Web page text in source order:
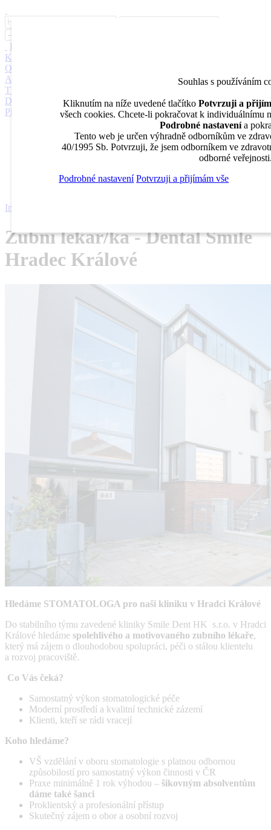
Inzerce
Kariérní poradenství
O nás
AKADEMIE
DENTAL JOBS STOMATEAM
TV
DentalJobs.cz
menu search
Přihlásit
Moje inzeráty
Kariérní poradenství
Inzerce
Zubní lékař/ka - Dental Smile
Hradec Králové
Hledáme STOMATOLOGA pro naši kliniku v Hradci Králové
Do stabilního týmu zavedené kliniky Smile Dent HK s.r.o. v Hradci
Králové hledáme spolehlivého a motivovaného zubního lékaře,
který má zájem o dlouhodobou spolupráci, péči o stálou klientelu
a rozvoj pracoviště.
Co Vás čeká?
Samostatný výkon stomatologické péče
Moderní prostředí a kvalitní technické zázemí
Klienti, kteří se rádi vracejí
Koho hledáme?
VŠ vzdělání v oboru stomatologie s platnou odbornou
způsobilostí pro samostatný výkon činnosti v ČR
Praxe minimálně 1 rok výhodou – šikovným absolventům
dáme také šanci
Proklientský a profesionální přístup
Skutečný zájem o obor a osobní rozvoj
Souhlas s používáním
Kliknutím na níže uvedené tlačítko Potvrzuji a
všech cookies. Chcete-li pokračovat k individuálnímu
Podrobné nastavenía
Tento web je určen výhradně odborníkům ve
40/1995 Sb. Potvrzuji, že jsem odborníkem ve
odborné
Podrobné nastavení Potvrzuji a přijímám vše